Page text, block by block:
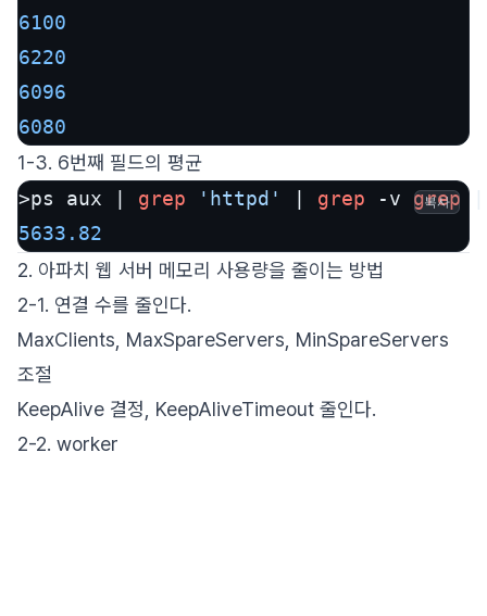
6100
6220
6096
6080
1-3. 6번째 필드의 평균
>ps aux | grep 'httpd' grep -v grep |
5633.82
복사
2. 아파치 웹 서버 메모리 사용량을 줄이는 방법
2-1. 연결 수를 줄인다.
MaxClients, MaxSpareServers, MinSpareServers
조절
KeepAlive 결정, KeepAliveTimeout 줄인다.
2-2. worker